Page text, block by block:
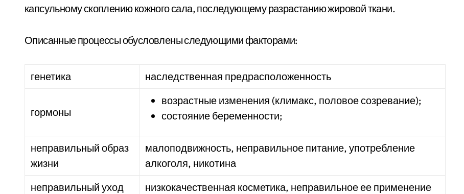
капсульному скоплению кожного сала, последующему разрастанию жировой ткани.
Описанные процессы обусловлены следующими факторами:
генетика наследственная предрасположенность
гормоны
возрастные изменения (климакс, половое созревание);
состояние беременности;
неправильный образ
жизни
малоподвижность, неправильное питание, употребление
алкоголя, никотина
неправильный уход
низкокачественная косметика, неправильное ее применение